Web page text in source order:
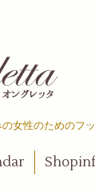
女性のためのフ